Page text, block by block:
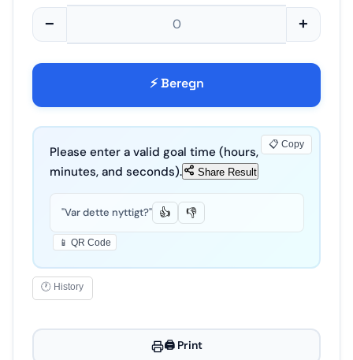
− +
⚡ Beregn
Please enter a valid goal time (hours,
minutes, and seconds).
📋 Copy
Share Result
"Var dette nyttigt?" 👍 👎
📱 QR Code
🕐 History
🖨️ Print